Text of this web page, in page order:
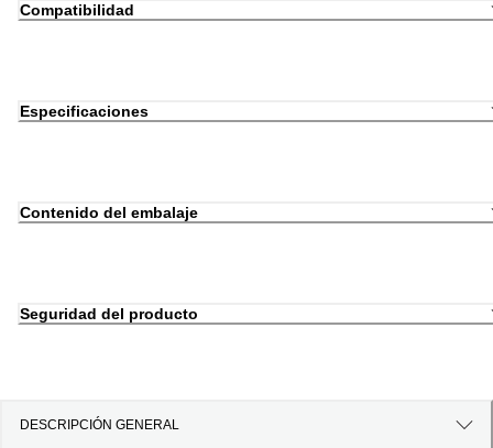
Compatibilidad
Especificaciones
Contenido del embalaje
Seguridad del producto
DESCRIPCIÓN GENERAL